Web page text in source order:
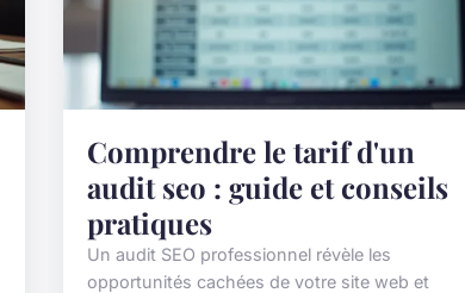
Comprendre le tarif d'un
audit seo : guide et conseils
pratiques
Un audit SEO professionnel révèle les
opportunités cachées de votre site web et